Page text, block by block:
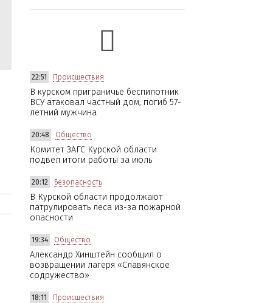
22:51 Происшествия
В курском приграничье беспилотник
ВСУ атаковал частный дом, погиб 57-
летний мужчина
20:48 Общество
Комитет ЗАГС Курской области
подвел итоги работы за июль
20:12 Безопасность
В Курской области продолжают
патрулировать леса из-за пожарной
опасности
19:34 Общество
Александр Хинштейн сообщил о
возвращении лагеря «Славянское
содружество»
18:11 Происшествия